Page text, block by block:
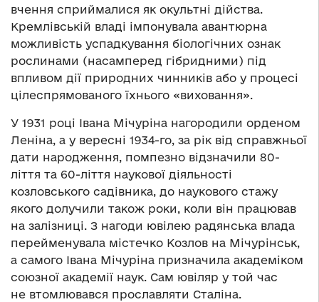
вчення сприймалися як окультні дійства.
Кремлівській владі імпонувала авантюрна
можливість успадкування біологічних ознак
рослинами (насамперед гібридними) під
впливом дії природних чинників або у процесі
цілеспрямованого їхнього «виховання».
У 1931 році Івана Мічуріна нагородили орденом
Леніна, а у вересні 1934-го, за рік від справжньої
дати народження, помпезно відзначили 80-
ліття та 60-ліття наукової діяльності
козловського садівника, до наукового стажу
якого долучили також роки, коли він працював
на залізниці. З нагоди ювілею радянська влада
перейменувала містечко Козлов на Мічурінськ,
а самого Івана Мічуріна призначила академіком
союзної академії наук. Сам ювіляр у той час
не втомлювався прославляти Сталіна.